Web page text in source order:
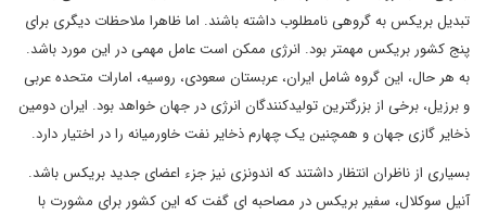
تبدیل بریکس به گروهی نامطلوب داشته باشند. اما ظاهرا ملاحظات دیگری برای
پنج کشور بریکس مهمتر بود. انرژی ممکن است عامل مهمی در این مورد باشد.
به هر حال، این گروه شامل ایران، عربستان سعودی، روسیه، امارات متحده عربی
و برزیل، برخی از بزرگترین تولیدکنندگان انرژی در جهان خواهد بود. ایران دومین
ذخایر گازی جهان و همچنین یک چهارم ذخایر نفت خاورمیانه را در اختیار دارد.
بسیاری از ناظران انتظار داشتند که اندونزی نیز جزء اعضای جدید بریکس باشد.
آنیل سوکلال، سفیر بریکس در مصاحبه ای گفت که این کشور برای مشورت با